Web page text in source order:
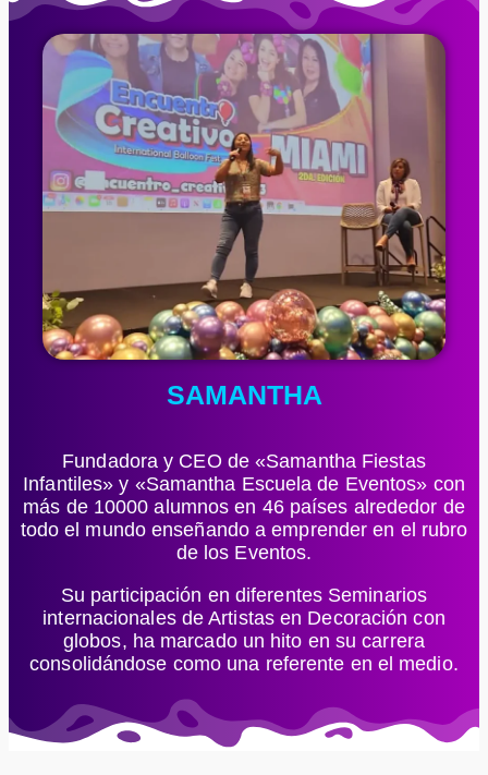
SAMANTHA
Fundadora y CEO de «Samantha Fiestas
Infantiles» y «Samantha Escuela de Eventos» con
más de 10000 alumnos en 46 países alrededor de
todo el mundo enseñando a emprender en el rubro
de los Eventos.
Su participación en diferentes Seminarios
internacionales de Artistas en Decoración con
globos, ha marcado un hito en su carrera
consolidándose como una referente en el medio.